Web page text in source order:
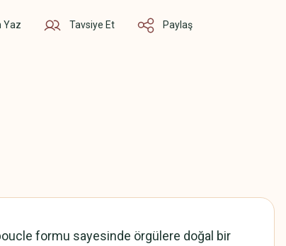
Yaz Tavsiye Et Paylaş
formu sayesinde örgülere doğal bir